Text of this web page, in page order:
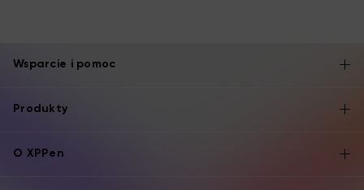
Wsparcie i pomoc
Produkty
O XPPen